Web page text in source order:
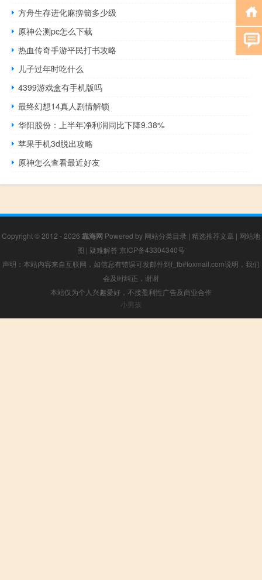
方舟生存进化麻痹箭多少级
原神公测pc怎么下载
热血传奇手游平民打书攻略
儿子过年时吃什么
4399游戏盒有手机版吗
最终幻想14真人剧情解锁
华阳股份：上半年净利润同比下降9.38%
苹果手机3d脱出攻略
原神怎么查看最近好友
Copyright © 2012 - 2026 靠海网 Powered by 网站分类目录 | 精选推荐文章 | 网站地
图 | 疑难解答 京ICP备43304340号
声明：本站内容来自互联网，如信息有错误可发邮件到f_fb#foxmail.com说明，我们
会及时纠正，谢谢
本站仅为个人兴趣爱好，不接盈利性广告及商业合作
小男孩